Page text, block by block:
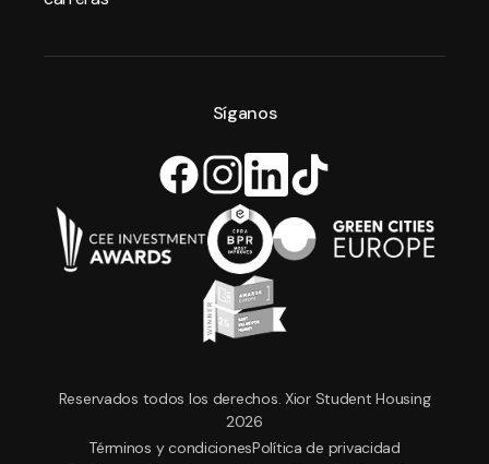
Síganos
Reservados todos los derechos. Xior Student Housing
2026
Términos y condicionesPolítica de privacidad